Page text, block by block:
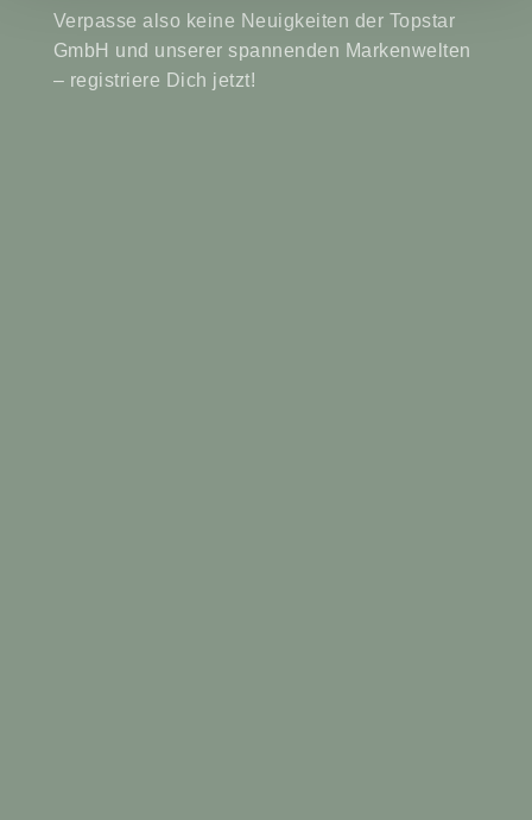
Verpasse also keine Neuigkeiten der Topstar
GmbH und unserer spannenden Markenwelten
– registriere Dich jetzt!